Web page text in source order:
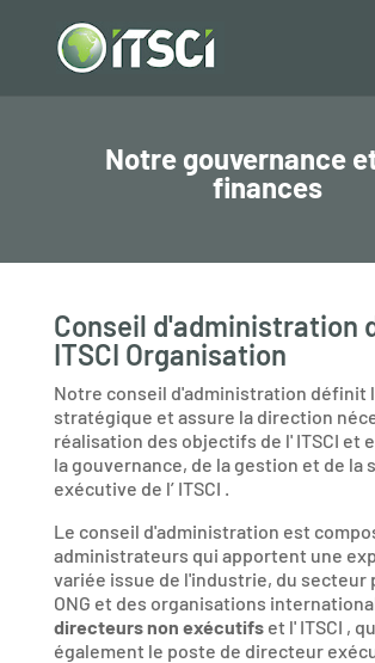
Notre gouvernance
finances
Conseil d'administration
ITSCI Organisation
Notre conseil d'administration définit
stratégique et assure la direction
réalisation des objectifs de l' ITSCI et
la gouvernance, de la gestion et de la
exécutive de l’ ITSCI .
Le conseil d'administration est
administrateurs qui apportent une
variée issue de l'industrie, du secteur
ONG et des organisations
directeurs non exécutifset l' ITSCI ,
également le poste de directeur